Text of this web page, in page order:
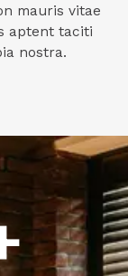
mauris vitae
aptent taciti
nostra.